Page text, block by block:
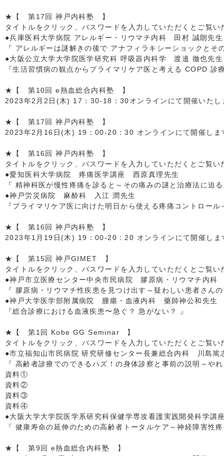
★【 第17回 神戸内科塾 】
タイトルをクリック、パスワードを入力していただくとご覧
●兵庫医科大学病院 アレルギー・リウマチ内科 田村 誠朗先生
『 アレルギーは謎解きの後で アナフィラキシーショックと
●大阪公立大学大学院医学研究科 呼吸器内科学 渡邉 徹也先生
『生活習慣病の観点からプライマリケア医と考える COPD
★【 第10回 e熱血総合内科塾 】
2023年2月2日(木) 17：30-18：30オンラインにて開催いたし
★【 第17回 神戸内科塾 】
2023年2月16日(木) 19：00-20：30 オンラインにて開催しま
★【 第16回 神戸内科塾 】
タイトルをクリック、パスワードを入力していただくとご覧
●愛知医科大学病院 疼痛医学講座 西原真理先生
『 精神科医が慢性疼痛を診ると～その痛みの謎と治療法に迫
●神戸労災病院 麻酔科 入江 潤先生
『プライマリケア医に向けた明日から使える疼痛コントロー
★【 第16回 神戸内科塾 】
2023年1月19日(木) 19：00-20：20 オンラインにて開催しま
★【 第15回 神戸GIMET 】
タイトルをクリック、パスワードを入力していただくとご覧
●神戸市立医療センター中央市民病院 膠原病・リウマチ内科
『 膠原病・リウマチ性疾患を見つけ出す～疑わしい患者さん
●神戸大学医学部附属病院 腫瘍・血液内科 藥師神公和先生
『総合診療における血液疾患〜急ぐ？ 急がない？ 』
★【 第1回 Kobe GG Seminar 】
タイトルをクリック、パスワードを入力していただくとご覧
●市立福知山市民病院 研究研修センター長兼総合内科 川島篤
『 高齢者診療でのできるハズ！の身体診察と事前の説明～や
資料①
資料②
資料③
資料④
●大阪大学大学院医学系研究科保健学専攻看護実践開発科学
『 健康寿命の延伸のための高齢者トータルケア～神経障害性
★【 第9回 e熱血総合内科塾 】